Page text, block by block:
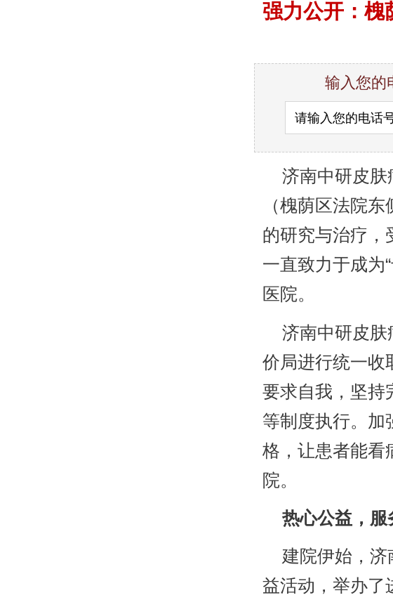
强力公开：槐
输入您的
济南中研皮肤
（槐荫区法院
的研究与治疗，
一直致力于成为
医院。
济南中研皮肤
价局进行统一收
要求自我，坚持
等制度执行。加
格，让患者能看
院。
热心公益，服
建院伊始，济
益活动，举办了